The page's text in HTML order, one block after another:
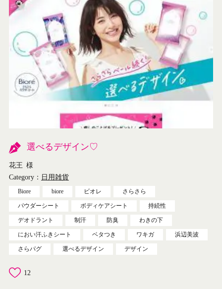
選べるデザイン♡
花王 様
Category： 日用雑貨
Biore biore ビオレ さらさら
パウダーシート ボディケアシート 持続性
デオドラント 制汗 防臭 わきの下
におい汗ふきシート ベタつき ワキガ 浜辺美波
さらパグ 選べるデザイン デザイン
12